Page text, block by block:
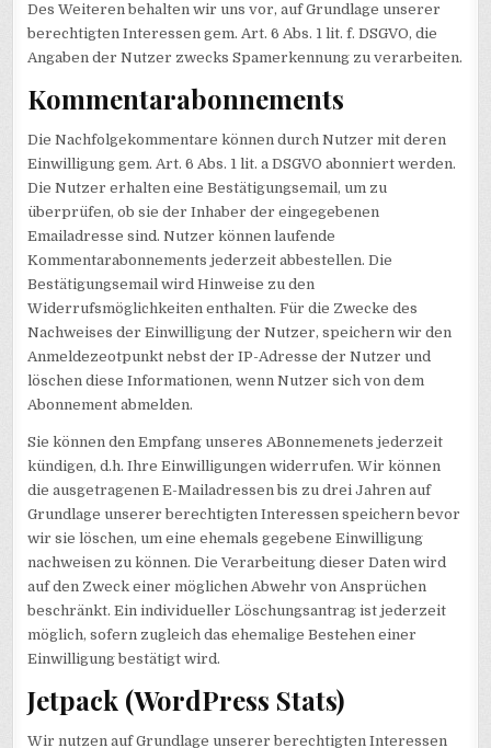
Des Weiteren behalten wir uns vor, auf Grundlage unserer
berechtigten Interessen gem. Art. 6 Abs. 1 lit. f. DSGVO, die
Angaben der Nutzer zwecks Spamerkennung zu verarbeiten.
Kommentarabonnements
Die Nachfolgekommentare können durch Nutzer mit deren
Einwilligung gem. Art. 6 Abs. 1 lit. a DSGVO abonniert werden.
Die Nutzer erhalten eine Bestätigungsemail, um zu
überprüfen, ob sie der Inhaber der eingegebenen
Emailadresse sind. Nutzer können laufende
Kommentarabonnements jederzeit abbestellen. Die
Bestätigungsemail wird Hinweise zu den
Widerrufsmöglichkeiten enthalten. Für die Zwecke des
Nachweises der Einwilligung der Nutzer, speichern wir den
Anmeldezeotpunkt nebst der IP-Adresse der Nutzer und
löschen diese Informationen, wenn Nutzer sich von dem
Abonnement abmelden.
Sie können den Empfang unseres ABonnemenets jederzeit
kündigen, d.h. Ihre Einwilligungen widerrufen. Wir können
die ausgetragenen E-Mailadressen bis zu drei Jahren auf
Grundlage unserer berechtigten Interessen speichern bevor
wir sie löschen, um eine ehemals gegebene Einwilligung
nachweisen zu können. Die Verarbeitung dieser Daten wird
auf den Zweck einer möglichen Abwehr von Ansprüchen
beschränkt. Ein individueller Löschungsantrag ist jederzeit
möglich, sofern zugleich das ehemalige Bestehen einer
Einwilligung bestätigt wird.
Jetpack (WordPress Stats)
Wir nutzen auf Grundlage unserer berechtigten Interessen